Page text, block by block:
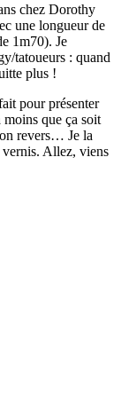
chez Dorothy
une longueur de
1m70). Je
tatoueurs : quand
plus !
pour présenter
que ça soit
revers… Je la
vernis. Allez, viens